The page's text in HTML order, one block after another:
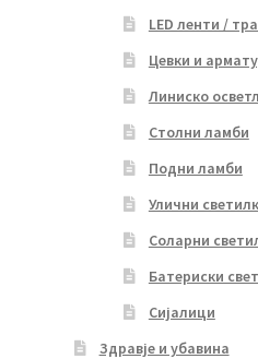
LED ленти /
Цевки и
Линиско
Столни ламби
Подни ламби
Улични
Соларни
Батериски
Сијалици
Здравје и убавина